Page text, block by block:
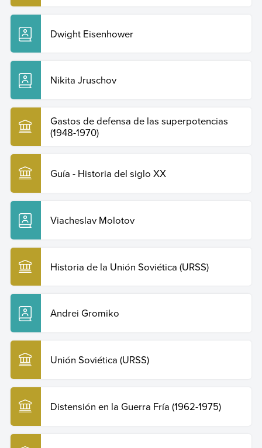
Dwight Eisenhower
Nikita Jruschov
Gastos de defensa de las superpotencias
(1948-1970)
Guía - Historia del siglo XX
Viacheslav Molotov
Historia de la Unión Soviética (URSS)
Andrei Gromiko
Unión Soviética (URSS)
Distensión en la Guerra Fría (1962-1975)